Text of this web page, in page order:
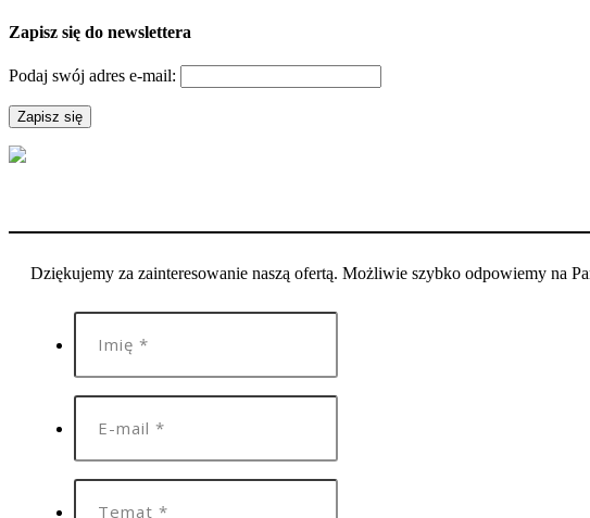
Zapisz się do newslettera
Podaj swój adres e-mail:
Dziękujemy za zainteresowanie naszą ofertą. Możliwie szybko odpowiemy na